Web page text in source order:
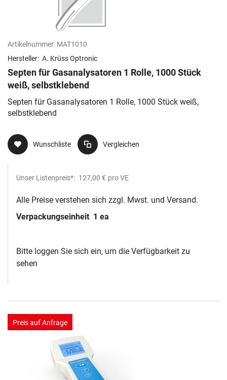
Artikelnummer: MAT1010
Hersteller: A. Krüss Optronic
Septen für Gasanalysatoren 1 Rolle, 1000 Stück
weiß, selbstklebend
Septen für Gasanalysatoren 1 Rolle, 1000 Stück weiß,
selbstklebend
Wunschliste Vergleichen
Unser Listenpreis*: 127,00 € pro VE
Alle Preise verstehen sich zzgl. Mwst. und Versand.
Verpackungseinheit 1 ea
Bitte loggen Sie sich ein, um die Verfügbarkeit zu
sehen
Preis auf Anfrage